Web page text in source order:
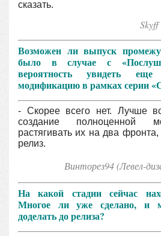
сказать.
Возможен ли выпуск
было в случае с
вероятность увидеть
модификацию в рамках серии
- Скорее всего нет. Лучше
создание полноценной
растягивать их на два
релиз.
Винторез94 (Левел-
На какой стадии сейчас
Многое ли уже сделано, и
доделать до релиза?